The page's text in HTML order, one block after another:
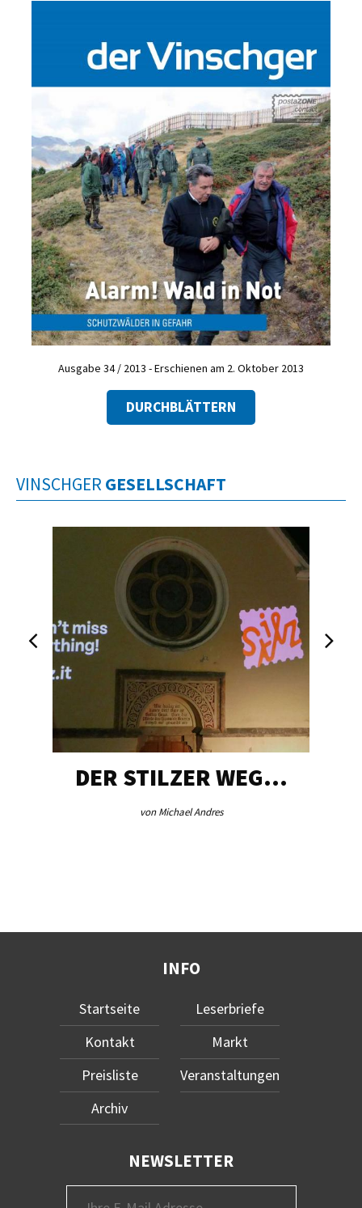
Ausgabe 34 / 2013 - Erschienen am 2. Oktober 2013
DURCHBLÄTTERN
VINSCHGER GESELLSCHAFT
DER STILZER WEG…
von Michael Andres
INFO
Startseite
Kontakt
Preisliste
Archiv
Leserbriefe
Markt
Veranstaltungen
NEWSLETTER